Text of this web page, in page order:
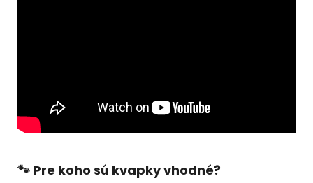
🐾 Pre koho sú kvapky vhodné?